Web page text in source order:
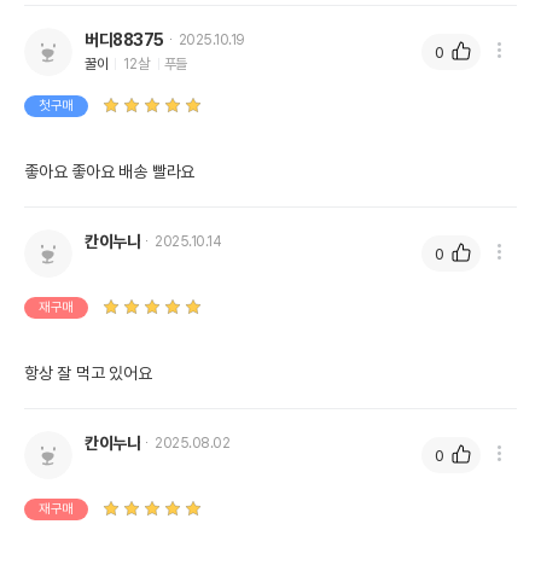
버디88375
2025.10.19
꿀이
12살 푸들
첫구매
좋아요 좋아요 배송 빨라요
0
칸이누나 2025.10.14
재구매
항상 잘 먹고 있어요
0
칸이누나 2025.08.02
재구매
0